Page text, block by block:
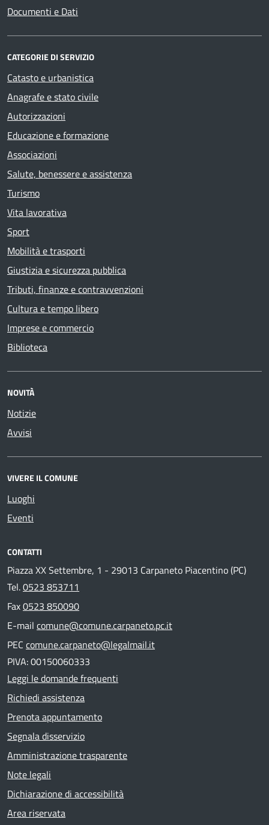
Documenti e Dati
CATEGORIE DI SERVIZIO
Catasto e urbanistica
Anagrafe e stato civile
Autorizzazioni
Educazione e formazione
Associazioni
Salute, benessere e assistenza
Turismo
Vita lavorativa
Sport
Mobilità e trasporti
Giustizia e sicurezza pubblica
Tributi, finanze e contravvenzioni
Cultura e tempo libero
Imprese e commercio
Biblioteca
NOVITÀ
Notizie
Avvisi
VIVERE IL COMUNE
Luoghi
Eventi
CONTATTI
Piazza XX Settembre, 1 - 29013 Carpaneto Piacentino (PC)
Tel.0523 853711
Fax0523 850090
E-mail comune@comune.carpaneto.pc.it
PEC comune.carpaneto@legalmail.it
PIVA: 00150060333
Leggi le domande frequenti
Richiedi assistenza
Prenota appuntamento
Segnala disservizio
Amministrazione trasparente
Note legali
Dichiarazione di accessibilità
Area riservata